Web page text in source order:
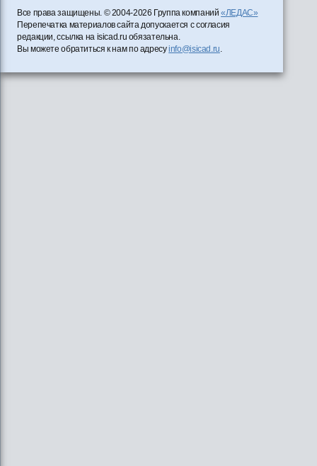
Все права защищены. © 2004-2026 Группа компаний«ЛЕДАС»
Перепечатка материалов сайта допускается с согласия
редакции, ссылка на isicad.ru обязательна.
Вы можете обратиться к нам по адресуinfo@isicad.ru.